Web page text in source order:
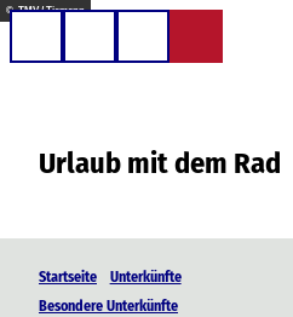
Z
t
© TMV / Tiemann
Urlaub mit dem Rad
Startseite
Unterkünfte
Besondere Unterkünfte